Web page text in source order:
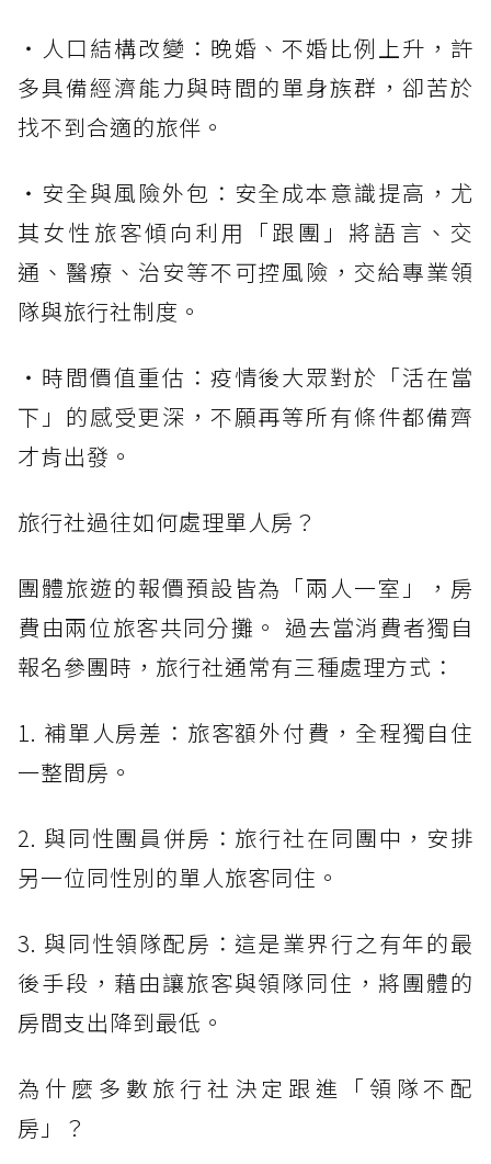
・人口結構改變：晚婚、不婚比例上升，許
多具備經濟能力與時間的單身族群，卻苦於
找不到合適的旅伴。
・安全與風險外包：安全成本意識提高，尤
其女性旅客傾向利用「跟團」將語言、交
通、醫療、治安等不可控風險，交給專業領
隊與旅行社制度。
・時間價值重估：疫情後大眾對於「活在當
下」的感受更深，不願再等所有條件都備齊
才肯出發。
旅行社過往如何處理單人房？
團體旅遊的報價預設皆為「兩人一室」，房
費由兩位旅客共同分攤。 過去當消費者獨自
報名參團時，旅行社通常有三種處理方式：
1. 補單人房差：旅客額外付費，全程獨自住
一整間房。
2. 與同性團員併房：旅行社在同團中，安排
另一位同性別的單人旅客同住。
3. 與同性領隊配房：這是業界行之有年的最
後手段，藉由讓旅客與領隊同住，將團體的
房間支出降到最低。
為什麼多數旅行社決定跟進「領隊不配
房」？